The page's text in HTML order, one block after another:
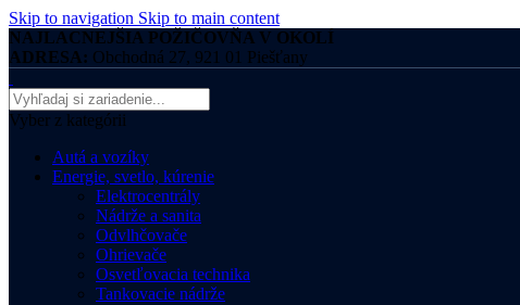
Skip to navigation Skip to main content
NAJLACNEJŠIA POŽIČOVŇA V OKOLÍ
ADRESA: Obchodná 27, 921 01 Piešťany
Vyber z kategórii
Autá a vozíky
Energie, svetlo, kúrenie
Elektrocentrály
Nádrže a sanita
Odvlhčovače
Ohrievače
Osvetľovacia technika
Tankovacie nádrže